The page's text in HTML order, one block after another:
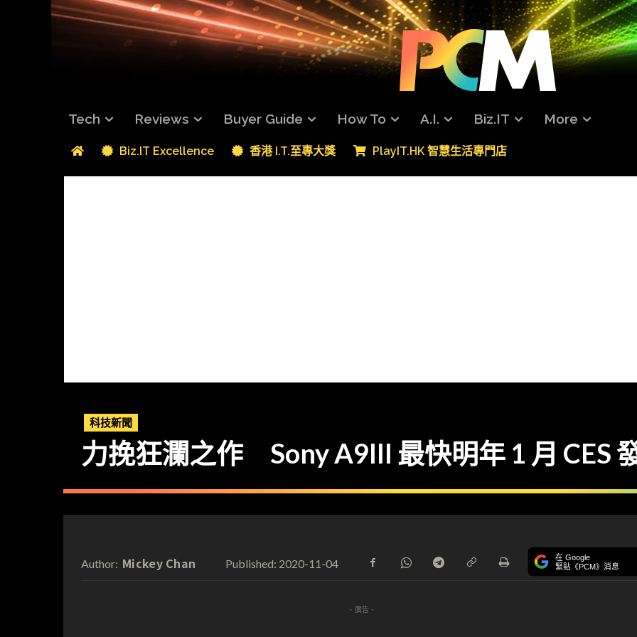
Tech Reviews Buyer Guide How To A.I. Biz.IT More
Biz.IT Excellence 香港 I.T.至專大獎 PlayIT.HK 智慧生活專門店
科技新聞
力挽狂瀾之作 Sony A9III 最快明年 1 月 CES
Author: Mickey Chan Published: 2020-11-04 在 Google
緊貼《PCM》消息
- 廣告 -